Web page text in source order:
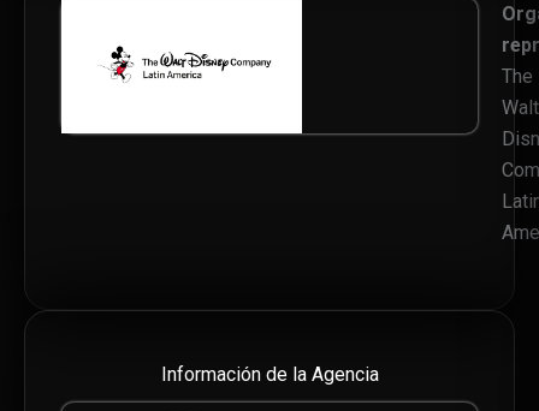
The
Walt
Información de la Agencia